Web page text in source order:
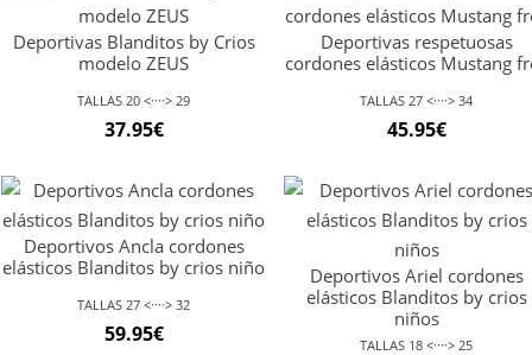
Deportivas Blanditos by Crios
modelo ZEUS
TALLAS 20 <····> 29
37.95€
Deportivas respetuosas
cordones elásticos Mustang
TALLAS 27 <····> 34
45.95€
Deportivos Ancla cordones
elásticos Blanditos by crios niño
TALLAS 27 <····> 32
59.95€
Deportivos Ariel cordones
elásticos Blanditos by crios
niños
TALLAS 18 <····> 25